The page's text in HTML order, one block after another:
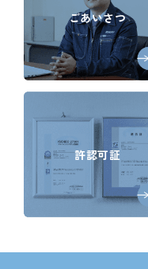
ごあいさつ
許認可証